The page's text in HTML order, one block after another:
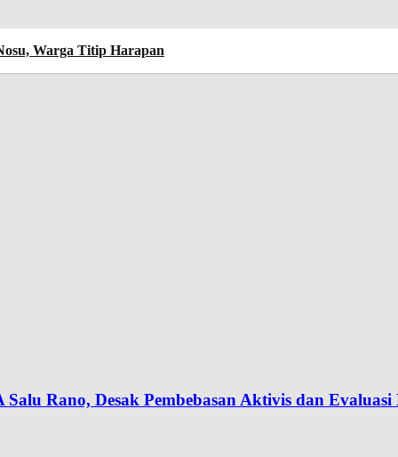
Warga Titip Harapan
Rano, Desak Pembebasan Aktivis dan Evaluasi